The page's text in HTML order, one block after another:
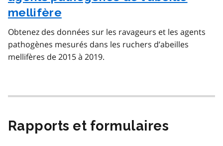
mellifère
Obtenez des données sur les ravageurs et les agents
pathogènes mesurés dans les ruchers d’abeilles
mellifères de 2015 à 2019.
Rapports et formulaires